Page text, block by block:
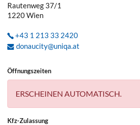
Rautenweg 37/1
1220Wien
+43 1 213 33 2420
donaucity@uniqa.at
Öffnungszeiten
ERSCHEINEN AUTOMATISCH.
Kfz-Zulassung